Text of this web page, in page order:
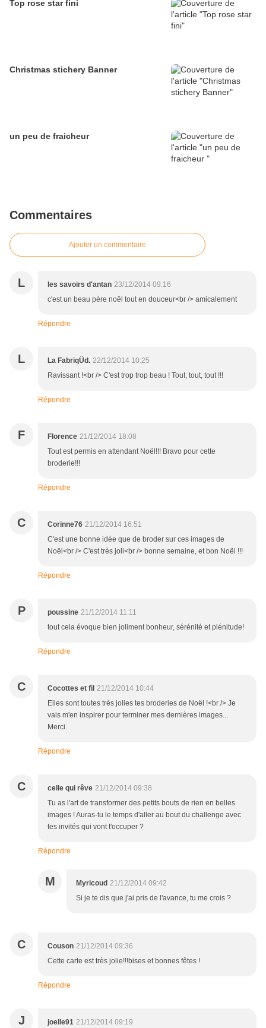
Top rose star fini
Christmas stichery Banner
un peu de fraicheur
Commentaires
Ajouter un commentaire
L les savoirs d'antan 23/12/2014 09:16
c'est un beau père noël tout en douceur<br /> amicalement
Répondre
L La FabriqÜd. 22/12/2014 10:25
Ravissant !<br /> C'est trop trop beau ! Tout, tout, tout !!!
Répondre
F Florence 21/12/2014 18:08
Tout est permis en attendant Noël!!! Bravo pour cette
broderie!!!
Répondre
C Corinne76 21/12/2014 16:51
C'est une bonne idée que de broder sur ces images de
Noël<br /> C'est très joli<br /> bonne semaine, et bon Noël !!!
Répondre
P poussine 21/12/2014 11:11
tout cela évoque bien joliment bonheur, sérénité et plénitude!
Répondre
C Cocottes et fil 21/12/2014 10:44
Elles sont toutes très jolies tes broderies de Noël !<br /> Je
vais m'en inspirer pour terminer mes dernières images...
Merci.
Répondre
C celle qui rêve 21/12/2014 09:38
Tu as l'art de transformer des petits bouts de rien en belles
images ! Auras-tu le temps d'aller au bout du challenge avec
tes invités qui vont t'occuper ?
Répondre
M Myricoud 21/12/2014 09:42
Si je te dis que j'ai pris de l'avance, tu me crois ?
C Couson 21/12/2014 09:36
Cette carte est très jolie!!!bises et bonnes fêtes !
Répondre
J joelle91 21/12/2014 09:19